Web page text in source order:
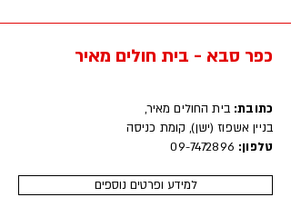
כפר סבא - בית חולים מאיר
כתובת:בית החולים מאיר,
​בניין אשפוז (ישן), קומת כניסה
טלפון: 09-7472896
למידע ופרטים נוספים